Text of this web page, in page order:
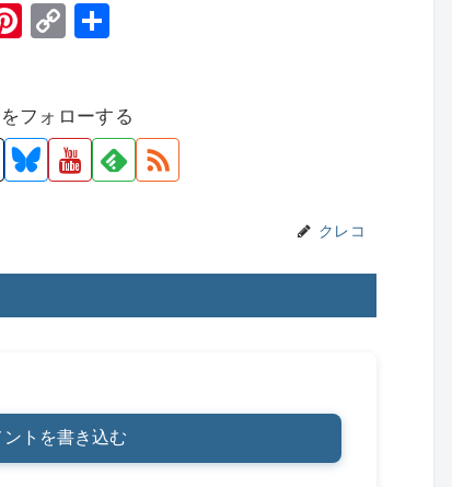
Pi
e
st
C
y
Li
フォローする
クレコ
ントを書き込む